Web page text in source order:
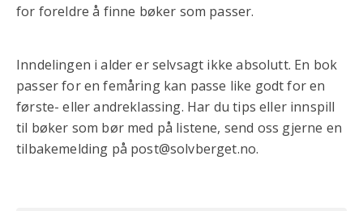
for foreldre å finne bøker som passer.
Inndelingen i alder er selvsagt ikke absolutt. En bok
passer for en femåring kan passe like godt for en
første- eller andreklassing. Har du tips eller innspill
til bøker som bør med på listene, send oss gjerne en
tilbakemelding på post@solvberget.no.